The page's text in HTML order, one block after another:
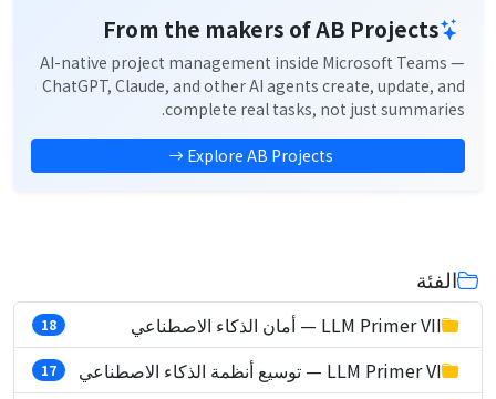
From the makers of AB Projects
AI-native project management inside Microsoft Teams —
ChatGPT, Claude, and other AI agents create, update, and
complete real tasks, not just summaries.
Explore AB Projects
الفئة
LLM Primer VII — أمان الذكاء الاصطناعي 18
LLM Primer VI — توسيع أنظمة الذكاء الاصطناعي 17